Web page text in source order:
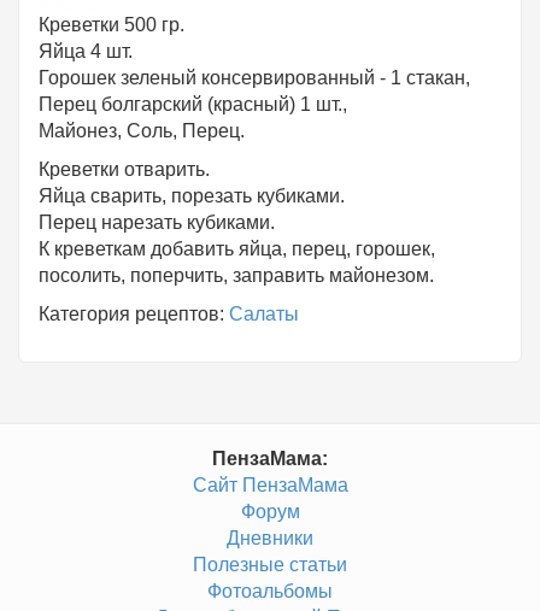
Креветки 500 гр.
Яйца 4 шт.
Горошек зеленый консервированный - 1 стакан,
Перец болгарский (красный) 1 шт.,
Майонез, Соль, Перец.
Креветки отварить.
Яйца сварить, порезать кубиками.
Перец нарезать кубиками.
К креветкам добавить яйца, перец, горошек,
посолить, поперчить, заправить майонезом.
Категория рецептов: Салаты
ПензаМама:
Сайт ПензаМама
Форум
Дневники
Полезные статьи
Фотоальбомы